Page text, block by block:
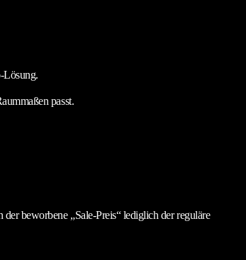
Lösung.
passt.
beworbene „Sale-Preis“ lediglich der reguläre